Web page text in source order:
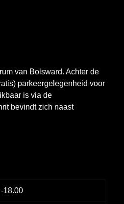
van Bolsward. Achter de
parkeergelegenheid voor
is via de
bevindt zich naast
18.00